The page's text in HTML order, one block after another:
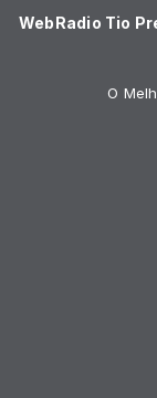
WebRadio Tio
O